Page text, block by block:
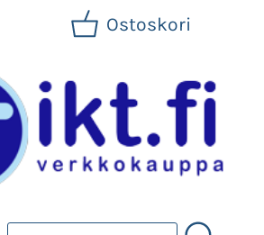
Ostoskori